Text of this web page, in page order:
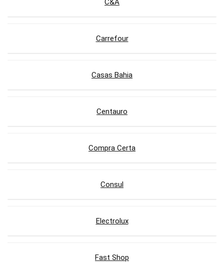
C&A
Carrefour
Casas Bahia
Centauro
Compra Certa
Consul
Electrolux
Fast Shop